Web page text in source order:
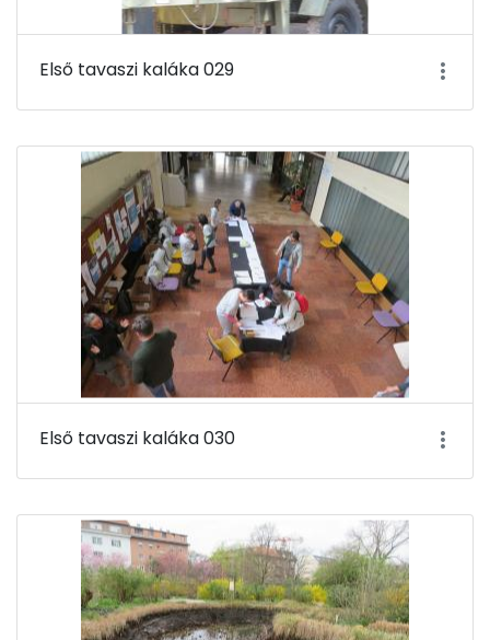
Első tavaszi kaláka 029
Első tavaszi kaláka 030